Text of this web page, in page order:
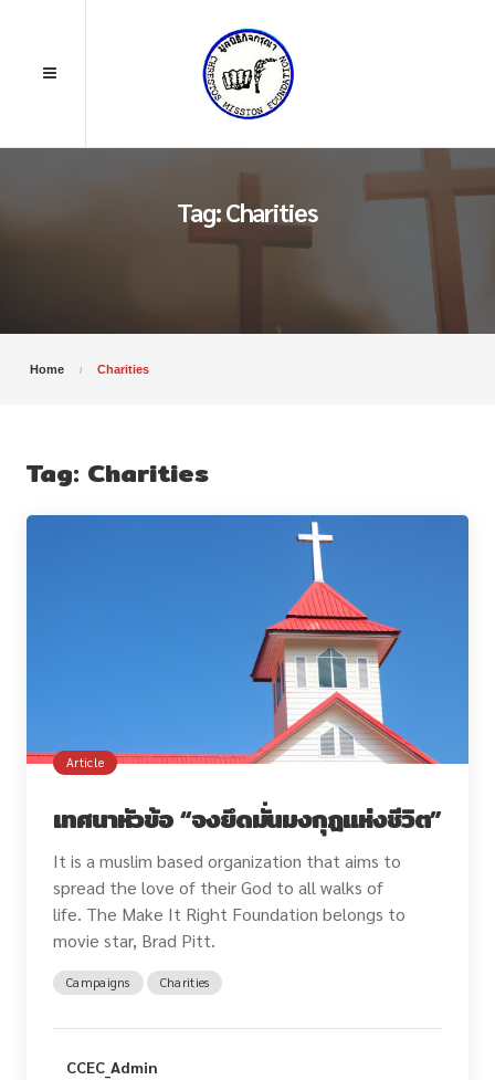
Tag: Charities
Home Charities
Tag: Charities
Article
เทศนาหัวข้อ “จงยึดมั่นมงกุฎแห่งชีวิต”
It is a muslim based organization that aims to
spread the love of their God to all walks of
life. The Make It Right Foundation belongs to
movie star, Brad Pitt.
Campaigns Charities
CCEC_Admin